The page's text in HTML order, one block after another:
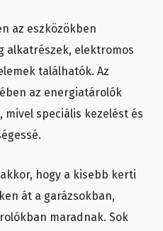
az eszközökben
alkatrészek, elektromos
találhatók. Az
az energiatárolók
speciális kezelést és
hogy a kisebb kerti
át a garázsokban,
maradnak. Sok